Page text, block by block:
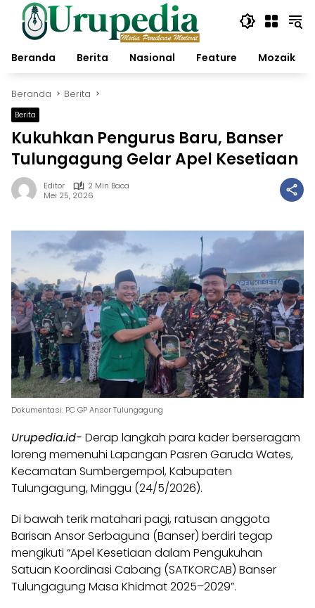
Langsung
konten
Beranda
Berita Nasional Feature Mozaik
Beranda Berita
Berita
Kukuhkan Pengurus Baru, Banser
Tulungagung Gelar Apel Kesetiaan
Editor
2 Min Baca
Mei 25, 2026
Dokumentasi: PC GP Ansor Tulungagung
Urupedia.id- Derap langkah para kader berseragam
loreng memenuhi Lapangan Pasren Garuda Wates,
Kecamatan Sumbergempol, Kabupaten
Tulungagung, Minggu (24/5/2026).
Di bawah terik matahari pagi, ratusan anggota
Barisan Ansor Serbaguna (Banser) berdiri tegap
mengikuti “Apel Kesetiaan dalam Pengukuhan
Satuan Koordinasi Cabang (SATKORCAB) Banser
Tulungagung Masa Khidmat 2025–2029”.